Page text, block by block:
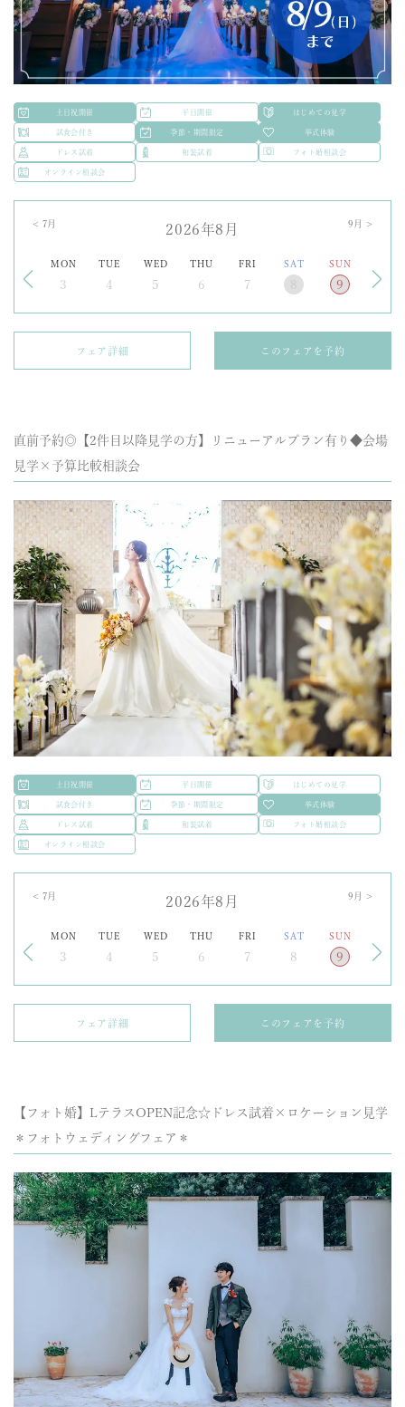
土日祝開催 平日開催 はじめての見学
試食会付き 季節・期間限定 挙式体験
ドレス試着 和装試着 フォト婚相談会
オンライン相談会
2026年8月
MON TUE WED THU FRI SAT SUN
3 4 5 6 7 9
9 月 >
< 7 月
フェア詳細 このフェアを予約
直前予約◎【2件目以降見学の方】リニューアルプラン有り◆会場
見学×予算比較相談会
土日祝開催 平日開催 はじめての見学
試食会付き 季節・期間限定 挙式体験
ドレス試着 和装試着 フォト婚相談会
オンライン相談会
2026年8月
MON TUE WED THU FRI SAT SUN
3 4 5 6 7 8 9
9 月 >
< 7 月
フェア詳細 このフェアを予約
【フォト婚】LテラスOPEN記念☆ドレス試着×ロケーション見学
＊フォトウェディングフェア＊